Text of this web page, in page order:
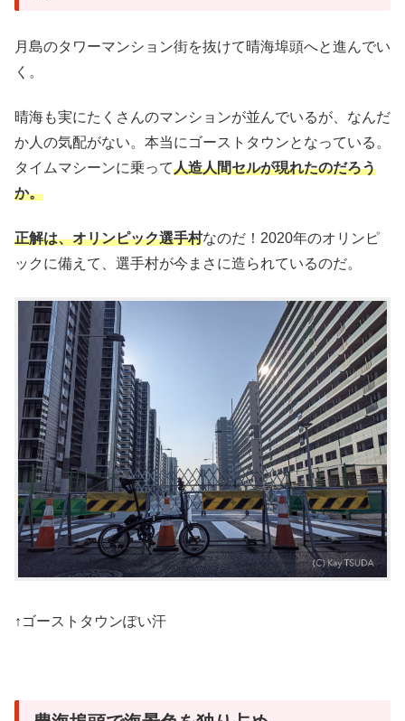
月島のタワーマンション街を抜けて晴海埠頭へと進んでい
く。
晴海も実にたくさんのマンションが並んでいるが、なんだ
か人の気配がない。本当にゴーストタウンとなっている。
タイムマシーンに乗って人造人間セルが現れたのだろう
か。
正解は、オリンピック選手村なのだ！2020年のオリンピ
ックに備えて、選手村が今まさに造られているのだ。
↑ゴーストタウンぽい汗